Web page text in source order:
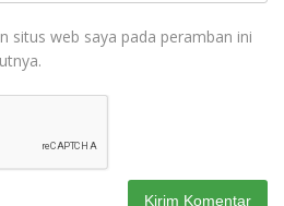
situs web saya pada peramban ini